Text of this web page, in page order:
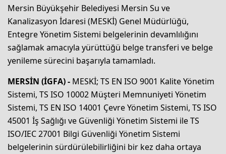
Mersin Büyükşehir Belediyesi Mersin Su ve
Kanalizasyon İdaresi (MESKİ) Genel Müdürlüğü,
Entegre Yönetim Sistemi belgelerinin devamlılığını
sağlamak amacıyla yürüttüğü belge transferi ve belge
yenileme sürecini başarıyla tamamladı.
MERSİN (İGFA) - MESKİ; TS EN ISO 9001 Kalite Yönetim
Sistemi, TS ISO 10002 Müşteri Memnuniyeti Yönetim
Sistemi, TS EN ISO 14001 Çevre Yönetim Sistemi, TS ISO
45001 İş Sağlığı ve Güvenliği Yönetim Sistemi ile TS
ISO/IEC 27001 Bilgi Güvenliği Yönetim Sistemi
belgelerinin sürdürülebilirliğini bir kez daha ortaya